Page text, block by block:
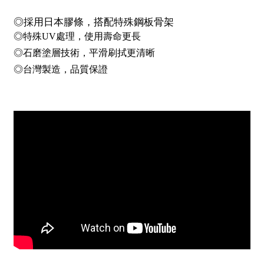
◎採用日本膠條，搭配特殊鋼板骨架
◎特殊UV處理，使用壽命更長
◎石磨塗層技術，平滑刷拭更清晰
◎台灣製造，品質保證